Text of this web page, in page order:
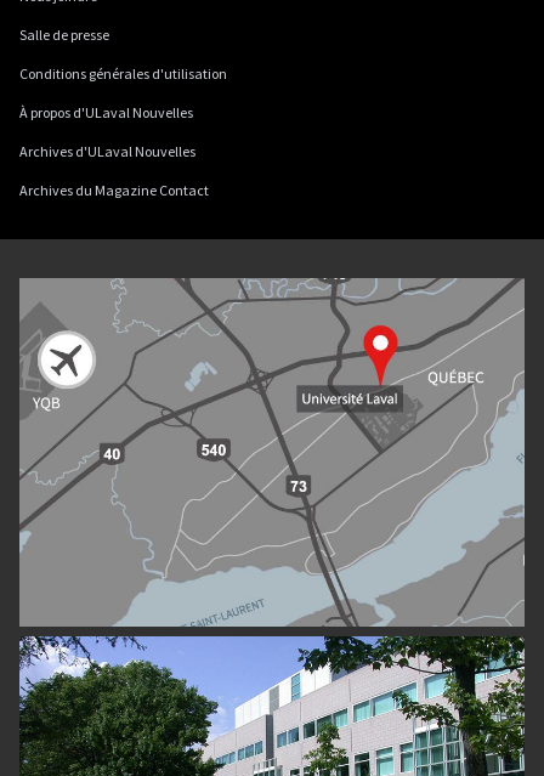
Salle de presse
Conditions générales d'utilisation
À propos d'ULaval Nouvelles
Archives d'ULaval Nouvelles
Archives du Magazine Contact